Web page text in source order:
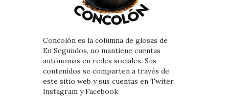
Concolón es la columna de glosas de
En Segundos, no mantiene cuentas
autónomas en redes sociales. Sus
contenidos se comparten a través de
este sitio web y sus cuentas en Twiter,
Instagram y Facebook.